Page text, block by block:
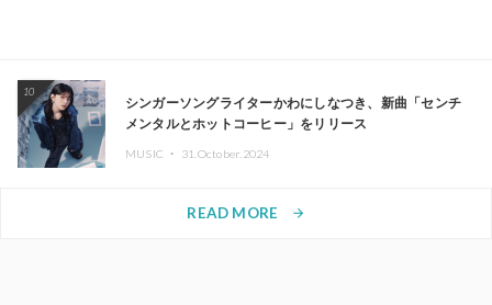
10
シンガーソングライターかわにしなつき、新曲「センチ
メンタルとホットコーヒー」をリリース
MUSIC ・ 31.October.2024
READ MORE arrow_forward